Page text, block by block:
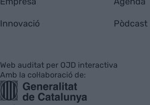
Innovació Pòdcast
Web auditat per OJD interactiva
Amb la col·laboració de: